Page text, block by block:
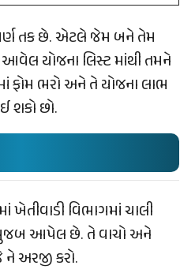
તક છે. એટલે જેમ બને તેમ
યોજના લિસ્ટ માંથી તમને
ફોમ ભરો અને તે યોજના લાભ
શકો છો.
ખેતીવાડી વિભાગમાં ચાલી
મુજબ આપેલ છે. તે વાચો અને
અરજી કરો.